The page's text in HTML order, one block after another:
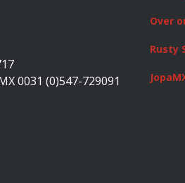
0031 (0)547-729091
Over
Rusty